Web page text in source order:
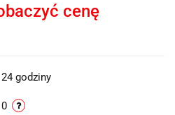
cenę
24 godziny
0